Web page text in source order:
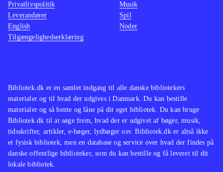
Bibliotek.dk er en samlet indgang til alle danske bibliotekers
materialer og til hvad der udgives i Danmark. Du kan bestille
materialer og så hente og låne på dit eget bibliotek. Du kan bruge
Bibliotek.dk til at søge frem, hvad der er udgivet af bøger, musik,
tidsskrifter, artikler, e-bøger, lydbøger osv. Bibliotek.dk er altså ikke
et fysisk bibliotek, men en database og service over hvad der findes på
danske offentlige biblioteker, som du kan bestille og få leveret til dit
lokale bibliotek.
Privatlivspolitik
Leverandører
English
Tilgængelighedserklæring
Musik
Spil
Noder